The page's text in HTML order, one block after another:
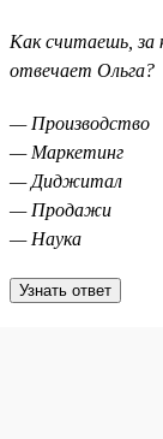
Как считаешь, за
отвечает Ольга?
— Производство
— Маркетинг
— Диджитал
— Продажи
— Наука
Узнать ответ